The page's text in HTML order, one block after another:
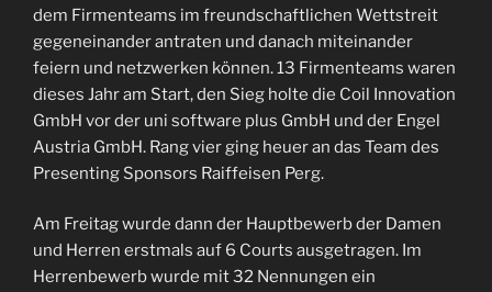
dem Firmenteams im freundschaftlichen Wettstreit
gegeneinander antraten und danach miteinander
feiern und netzwerken können. 13 Firmenteams waren
dieses Jahr am Start, den Sieg holte die Coil Innovation
GmbH vor der uni software plus GmbH und der Engel
Austria GmbH. Rang vier ging heuer an das Team des
Presenting Sponsors Raiffeisen Perg.
Am Freitag wurde dann der Hauptbewerb der Damen
und Herren erstmals auf 6 Courts ausgetragen. Im
Herrenbewerb wurde mit 32 Nennungen ein